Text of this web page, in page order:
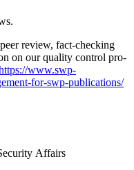
review, fact-checking
on our quality control pro­
www.swp-
for-swp-publications/
Affairs